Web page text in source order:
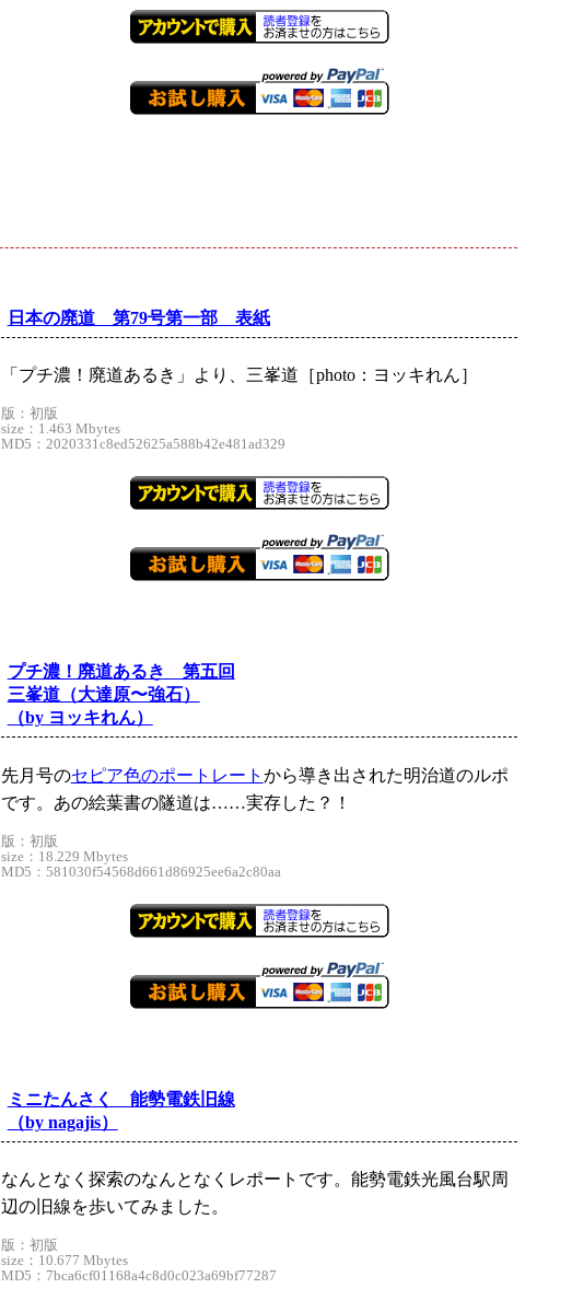
日本の廃道 第79号第一部 表紙
「プチ濃！廃道あるき」より、三峯道［photo：ヨッキれん］
版：初版
size：1.463 Mbytes
MD5：2020331c8ed52625a588b42e481ad329
プチ濃！廃道あるき 第五回
三峯道（大達原〜強石）
（by ヨッキれん）
先月号のセピア色のポートレート から導き出された明治道のルポ
です。あの絵葉書の隧道は……実存した？！
版：初版
size：18.229 Mbytes
MD5：581030f54568d661d86925ee6a2c80aa
ミニたんさく 能勢電鉄旧線
（by nagajis）
なんとなく探索のなんとなくレポートです。能勢電鉄光風台駅周
辺の旧線を歩いてみました。
版：初版
size：10.677 Mbytes
MD5：7bca6cf01168a4c8d0c023a69bf77287